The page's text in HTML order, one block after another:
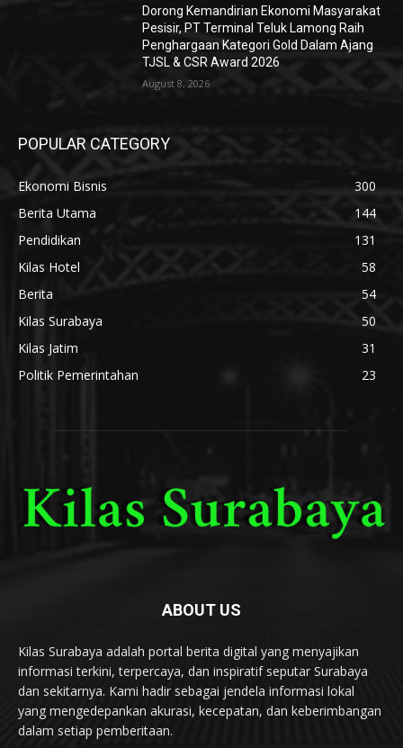
Dorong Kemandirian Ekonomi Masyarakat
Pesisir, PT Terminal Teluk Lamong Raih
Penghargaan Kategori Gold Dalam Ajang
TJSL & CSR Award 2026
August 8, 2026
POPULAR CATEGORY
Ekonomi Bisnis
300
Berita Utama
144
Pendidikan
131
Kilas Hotel
58
Berita
54
Kilas Surabaya
50
Kilas Jatim
31
Politik Pemerintahan
23
ABOUT US
Kilas Surabaya adalah portal berita digital yang menyajikan
informasi terkini, terpercaya, dan inspiratif seputar Surabaya
dan sekitarnya. Kami hadir sebagai jendela informasi lokal
yang mengedepankan akurasi, kecepatan, dan keberimbangan
dalam setiap pemberitaan.